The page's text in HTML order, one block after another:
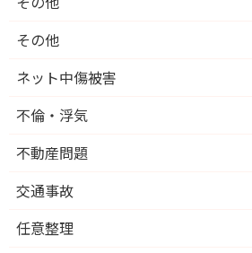
その他
ネット中傷被害
不倫・浮気
不動産問題
交通事故
任意整理